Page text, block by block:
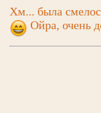
Хм... была
Ойра, очень